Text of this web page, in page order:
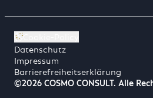
Datenschutz
Impressum
Barrierefreiheitserklärung
©2026 COSMO CONSULT. Alle